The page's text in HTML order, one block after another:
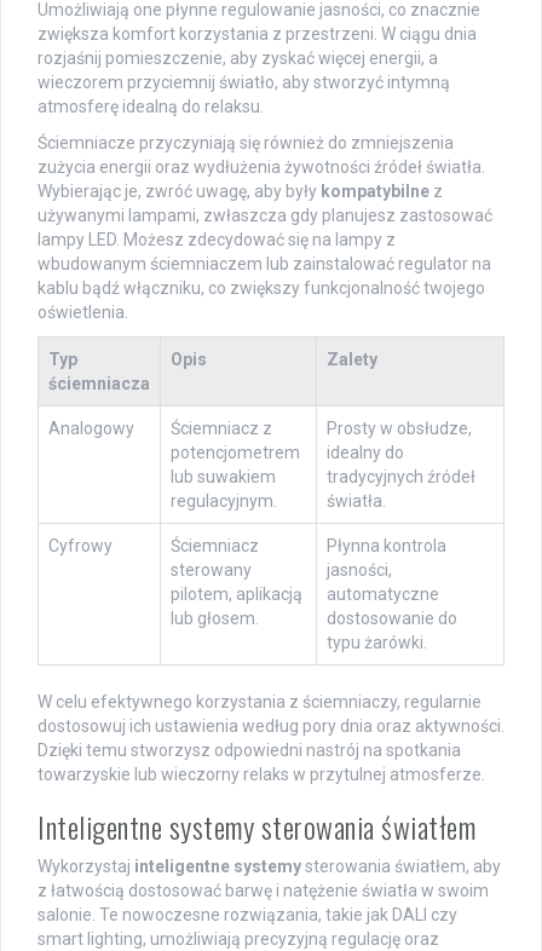
Umożliwiają one płynne regulowanie jasności, co znacznie
zwiększa komfort korzystania z przestrzeni. W ciągu dnia
rozjaśnij pomieszczenie, aby zyskać więcej energii, a
wieczorem przyciemnij światło, aby stworzyć intymną
atmosferę idealną do relaksu.
Ściemniacze przyczyniają się również do zmniejszenia
zużycia energii oraz wydłużenia żywotności źródeł światła.
Wybierając je, zwróć uwagę, aby były kompatybilne z
używanymi lampami, zwłaszcza gdy planujesz zastosować
lampy LED. Możesz zdecydować się na lampy z
wbudowanym ściemniaczem lub zainstalować regulator na
kablu bądź włączniku, co zwiększy funkcjonalność twojego
oświetlenia.
Typ
ściemniacza
Opis Zalety
Analogowy
Ściemniacz z
potencjometrem
lub suwakiem
regulacyjnym.
Prosty w obsłudze,
idealny do
tradycyjnych źródeł
światła.
Cyfrowy
Ściemniacz
sterowany
pilotem, aplikacją
lub głosem.
Płynna kontrola
jasności,
automatyczne
dostosowanie do
typu żarówki.
W celu efektywnego korzystania z ściemniaczy, regularnie
dostosowuj ich ustawienia według pory dnia oraz aktywności.
Dzięki temu stworzysz odpowiedni nastrój na spotkania
towarzyskie lub wieczorny relaks w przytulnej atmosferze.
Inteligentne systemy sterowania światłem
Wykorzystaj inteligentne systemysterowania światłem, aby
z łatwością dostosować barwę i natężenie światła w swoim
salonie. Te nowoczesne rozwiązania, takie jak DALI czy
smart lighting, umożliwiają precyzyjną regulację oraz